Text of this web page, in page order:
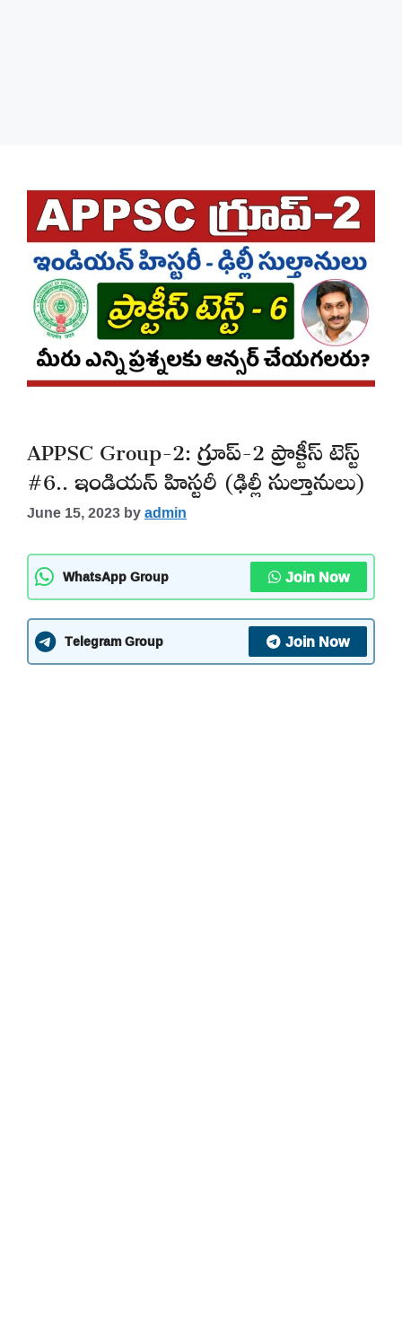
APPSC Group-2: గ్రూప్-2 ప్రాక్టీస్ టెస్ట్
#6.. ఇండియన్ హిస్టరీ (ఢిల్లీ సుల్తానులు)
June 15, 2023byadmin
WhatsApp Group Join Now
Telegram Group Join Now